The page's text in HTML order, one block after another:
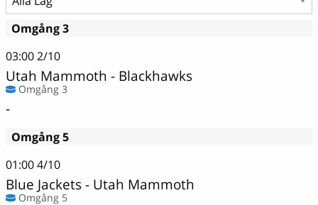
Omgång 3
03:002/10
Utah Mammoth - Blackhawks
Omgång 3
-
Omgång 5
01:004/10
Blue Jackets - Utah Mammoth
Omgång 5